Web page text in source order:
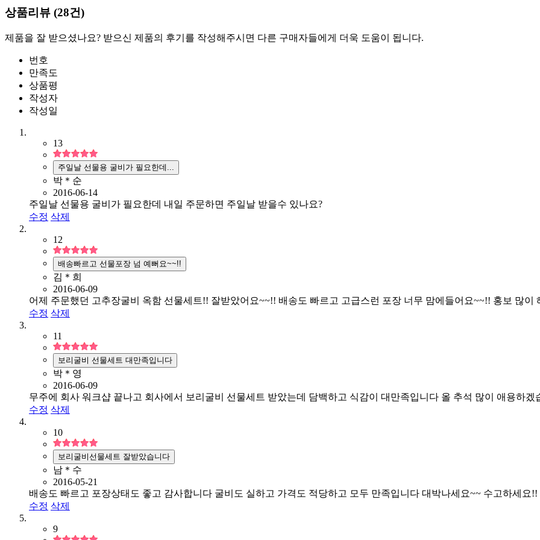
상품리뷰 (28건)
제품을 잘 받으셨나요? 받으신 제품의 후기를 작성해주시면 다른 구매자들에게 더욱 도움이 됩니다.
번호
만족도
상품평
작성자
작성일
13
주일날 선물용 굴비가 필요한데...
박＊순
2016-06-14
주일날 선물용 굴비가 필요한데 내일 주문하면 주일날 받을수 있나요?
수정 삭제
12
배송빠르고 선물포장 넘 예뻐요~~!!
김＊희
2016-06-09
어제 주문했던 고추장굴비 옥함 선물세트!! 잘받았어요~~!! 배송도 빠르고 고급스런 포장 너무 맘에들어요~~!! 홍보 많이
수정 삭제
11
보리굴비 선물세트 대만족입니다
박＊영
2016-06-09
무주에 회사 워크샵 끝나고 회사에서 보리굴비 선물세트 받았는데 담백하고 식감이 대만족입니다 올 추석 많이 애용하겠
수정 삭제
10
보리굴비선물세트 잘받았습니다
남＊수
2016-05-21
배송도 빠르고 포장상태도 좋고 감사합니다 굴비도 실하고 가격도 적당하고 모두 만족입니다 대박나세요~~ 수고하세요!!
수정 삭제
9